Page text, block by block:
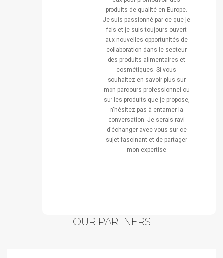
produits de qualité en Europe.
Je suis passionné par ce que je
fais et je suis toujours ouvert
aux nouvelles opportunités de
collaboration dans le secteur
des produits alimentaires et
cosmétiques. Si vous
souhaitez en savoir plus sur
mon parcours professionnel ou
sur les produits que je propose,
n'hésitez pas à entamer la
conversation. Je serais ravi
d'échanger avec vous sur ce
sujet fascinant et de partager
mon expertise
OUR PARTNERS